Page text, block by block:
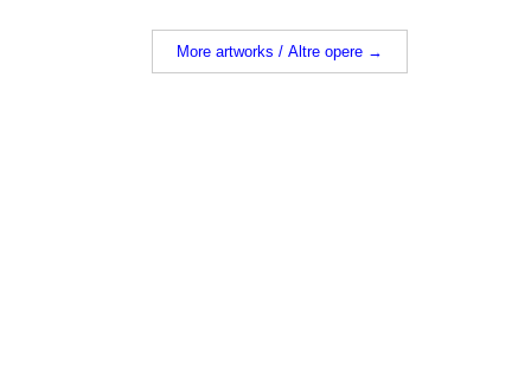
More artworks / Altre opere →